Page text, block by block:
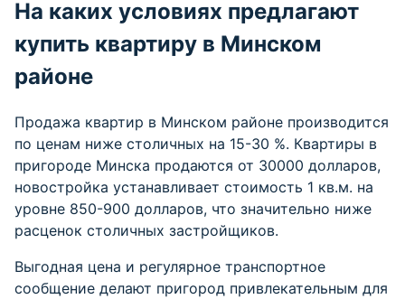
На каких условиях предлагают
купить квартиру в Минском
районе
Продажа квартир в Минском районе производится
по ценам ниже столичных на 15-30 %. Квартиры в
пригороде Минска продаются от 30000 долларов,
новостройка устанавливает стоимость 1 кв.м. на
уровне 850-900 долларов, что значительно ниже
расценок столичных застройщиков.
Выгодная цена и регулярное транспортное
сообщение делают пригород привлекательным для